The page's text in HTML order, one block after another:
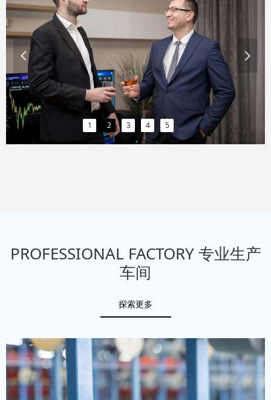
1 2 3 4 5
넳 넲
PROFESSIONAL FACTORY 专业生产
车间
探索更多